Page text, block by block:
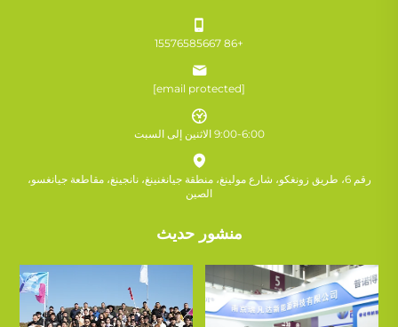
+86 15576585667
[email protected]
9:00-6:00 الاثنين إلى السبت
رقم 6، طريق زونغكو، شارع مولينغ، منطقة جيانغنينغ، نانجينغ، مقاطعة جيانغسو،
الصين
منشور حديث